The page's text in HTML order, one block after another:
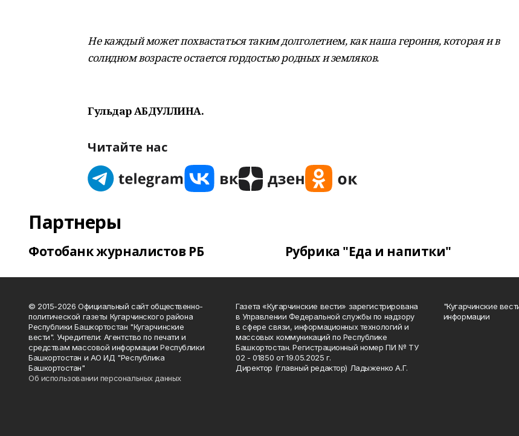
Не каждый может похвастаться таким долголетием, как наша героиня, которая и в
солидном возрасте остается гордостью родных и земляков.
Гульдар АБДУЛЛИНА.
Читайте нас
Партнеры
Фотобанк журналистов РБ Рубрика "Еда и напитки"
© 2015-2026 Официальный сайт общественно-
политической газеты Кугарчинского района
Республики Башкортостан "Кугарчинские
вести". Учредители: Агентство по печати и
средствам массовой информации Республики
Башкортостан и АО ИД "Республика
Башкортостан"
Об использовании персональных данных
Газета «Кугарчинские вести» зарегистрирована
в Управлении Федеральной службы по надзору
в сфере связи, информационных технологий и
массовых коммуникаций по Республике
Башкортостан. Регистрационный номер ПИ № ТУ
02 - 01850 от 19.05.2025 г.
Директор (главный редактор) Ладыженко А.Г.
"Кугарчинские
информации